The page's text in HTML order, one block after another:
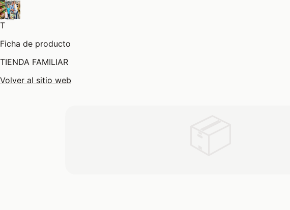
T
Ficha de producto
TIENDA FAMILIAR
Volver al sitio web